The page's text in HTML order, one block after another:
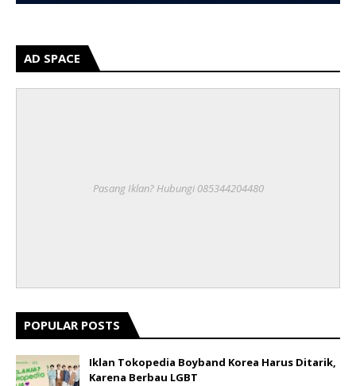
AD SPACE
Pasang Iklan? Hubungi 085344204480
POPULAR POSTS
Iklan Tokopedia Boyband Korea Harus Ditarik,
Karena Berbau LGBT